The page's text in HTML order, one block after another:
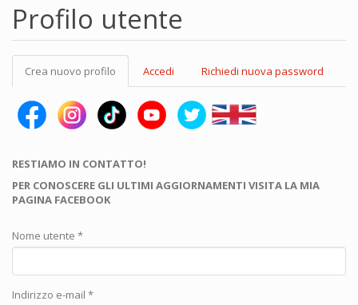
Profilo utente
Schede
primarie
Crea nuovo profilo (scheda
attiva)
Accedi Richiedi nuova password
RESTIAMO IN CONTATTO!
PER CONOSCERE GLI ULTIMI AGGIORNAMENTI VISITA LA MIA
PAGINA FACEBOOK
Nome utente *
Indirizzo e-mail *